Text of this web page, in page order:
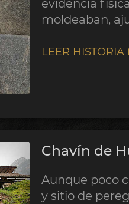
evidencia
moldeaban,
LEER HISTORIA
Chavín de
Aunque poco
y sitio de